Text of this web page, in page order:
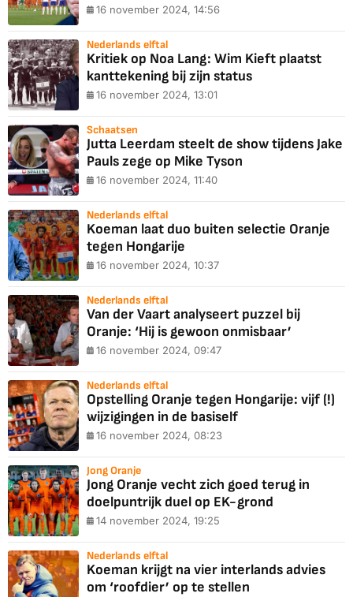
16 november 2024, 14:56
Nederlands elftal
Kritiek op Noa Lang: Wim Kieft plaatst
kanttekening bij zijn status
16 november 2024, 13:01
Schaatsen
Jutta Leerdam steelt de show tijdens Jake
Pauls zege op Mike Tyson
16 november 2024, 11:40
Nederlands elftal
Koeman laat duo buiten selectie Oranje
tegen Hongarije
16 november 2024, 10:37
Nederlands elftal
Van der Vaart analyseert puzzel bij
Oranje: ‘Hij is gewoon onmisbaar’
16 november 2024, 09:47
Nederlands elftal
Opstelling Oranje tegen Hongarije: vijf (!)
wijzigingen in de basiself
16 november 2024, 08:23
Jong Oranje
Jong Oranje vecht zich goed terug in
doelpuntrijk duel op EK-grond
14 november 2024, 19:25
Nederlands elftal
Koeman krijgt na vier interlands advies
om ‘roofdier’ op te stellen